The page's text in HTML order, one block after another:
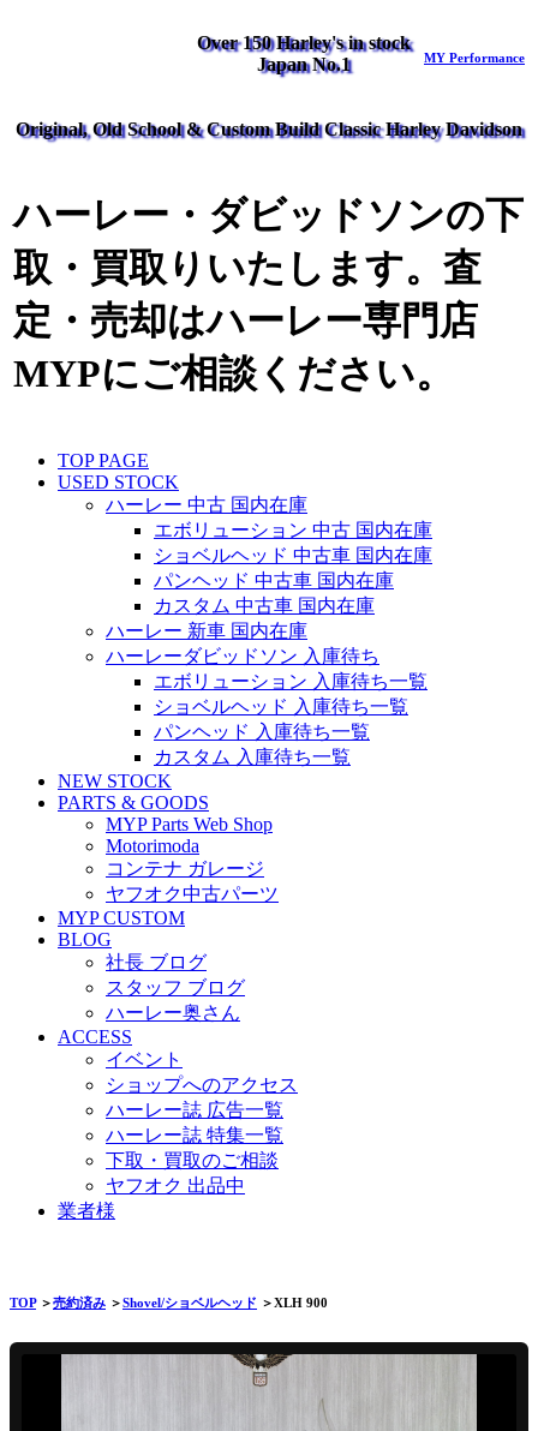
Over 150 Harley's in stock
Japan No.1
MY Performance
Original, Old School & Custom Build Classic Harley Davidson
ハーレー・ダビッドソンの下
取・買取りいたします。査
定・売却はハーレー専門店
MYPにご相談ください。
TOP PAGE
USED STOCK
ハーレー 中古 国内在庫
エボリューション 中古 国内在庫
ショベルヘッド 中古車 国内在庫
パンヘッド 中古車 国内在庫
カスタム 中古車 国内在庫
ハーレー 新車 国内在庫
ハーレーダビッドソン 入庫待ち
エボリューション 入庫待ち一覧
ショベルヘッド 入庫待ち一覧
パンヘッド 入庫待ち一覧
カスタム 入庫待ち一覧
NEW STOCK
PARTS & GOODS
MYP Parts Web Shop
Motorimoda
コンテナ ガレージ
ヤフオク中古パーツ
MYP CUSTOM
BLOG
社長 ブログ
スタッフ ブログ
ハーレー奥さん
ACCESS
イベント
ショップへのアクセス
ハーレー誌 広告一覧
ハーレー誌 特集一覧
下取・買取のご相談
ヤフオク 出品中
業者様
TOP＞売約済み ＞Shovel/ショベルヘッド ＞XLH 900